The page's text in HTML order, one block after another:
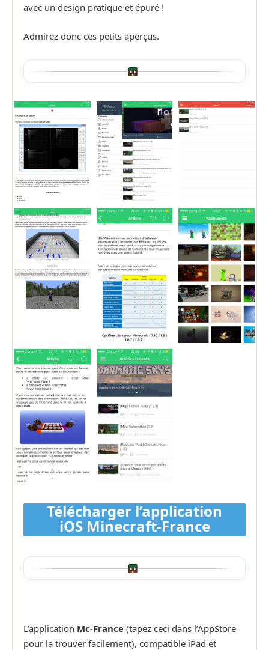
avec un design pratique et épuré !
Admirez donc ces petits aperçus.
Télécharger l’application
iOS Minecraft-France
L’application Mc-France (tapez ceci dans l’AppStore
pour la trouver facilement), compatible iPad et